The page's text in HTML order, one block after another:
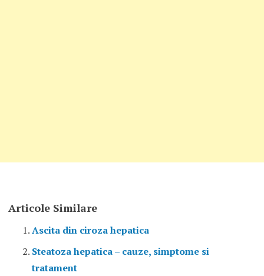
Articole Similare
Ascita din ciroza hepatica
Steatoza hepatica – cauze, simptome si
tratament